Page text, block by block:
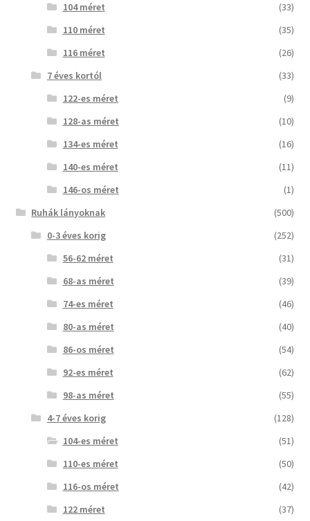
104 méret
(33)
110 méret
(35)
116 méret
(26)
7 éves kortól
(33)
122-es méret
(9)
128-as méret
(10)
134-es méret
(16)
140-es méret
(11)
146-os méret
(1)
Ruhák lányoknak
(500)
0-3 éves korig
(252)
56-62 méret
(31)
68-as méret
(39)
74-es méret
(46)
80-as méret
(40)
86-os méret
(54)
92-es méret
(62)
98-as méret
(55)
4-7 éves korig
(128)
104-es méret
(51)
110-es méret
(50)
116-os méret
(42)
122 méret
(37)